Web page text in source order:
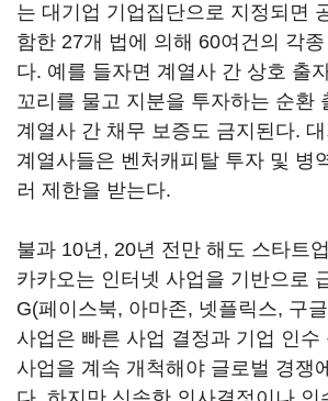
는 대기업 기업집단으로 지정되면
함한 27개 법에 의해 60여건의 각
다. 예를 들자면 계열사 간 상호 출
꼬리를 물고 지분을 투자하는 순환
계열사 간 채무 보증도 금지된다.
계열사들은 벤처캐피탈 투자 및 병
러 제한을 받는다.
불과 10년, 20년 전만 해도 스타트
카카오는 인터넷 사업을 기반으로
G(페이스북, 아마존, 넷플릭스, 구
사업은 빠른 사업 결정과 기업 인수
사업을 계속 개척해야 글로벌 경쟁